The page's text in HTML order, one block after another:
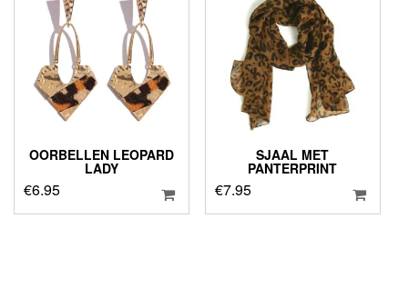
OORBELLEN LEOPARD
LADY
€6.95
SJAAL MET
PANTERPRINT
€7.95